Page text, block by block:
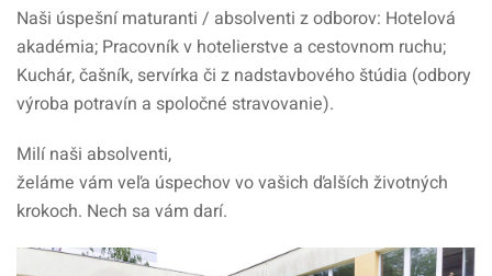
Naši úspešní maturanti / absolventi z odborov: Hotelová
akadémia; Pracovník v hotelierstve a cestovnom ruchu;
Kuchár, čašník, servírka či z nadstavbového štúdia (odbory
výroba potravín a spoločné stravovanie).
Milí naši absolventi,
želáme vám veľa úspechov vo vašich ďalších životných
krokoch. Nech sa vám darí.